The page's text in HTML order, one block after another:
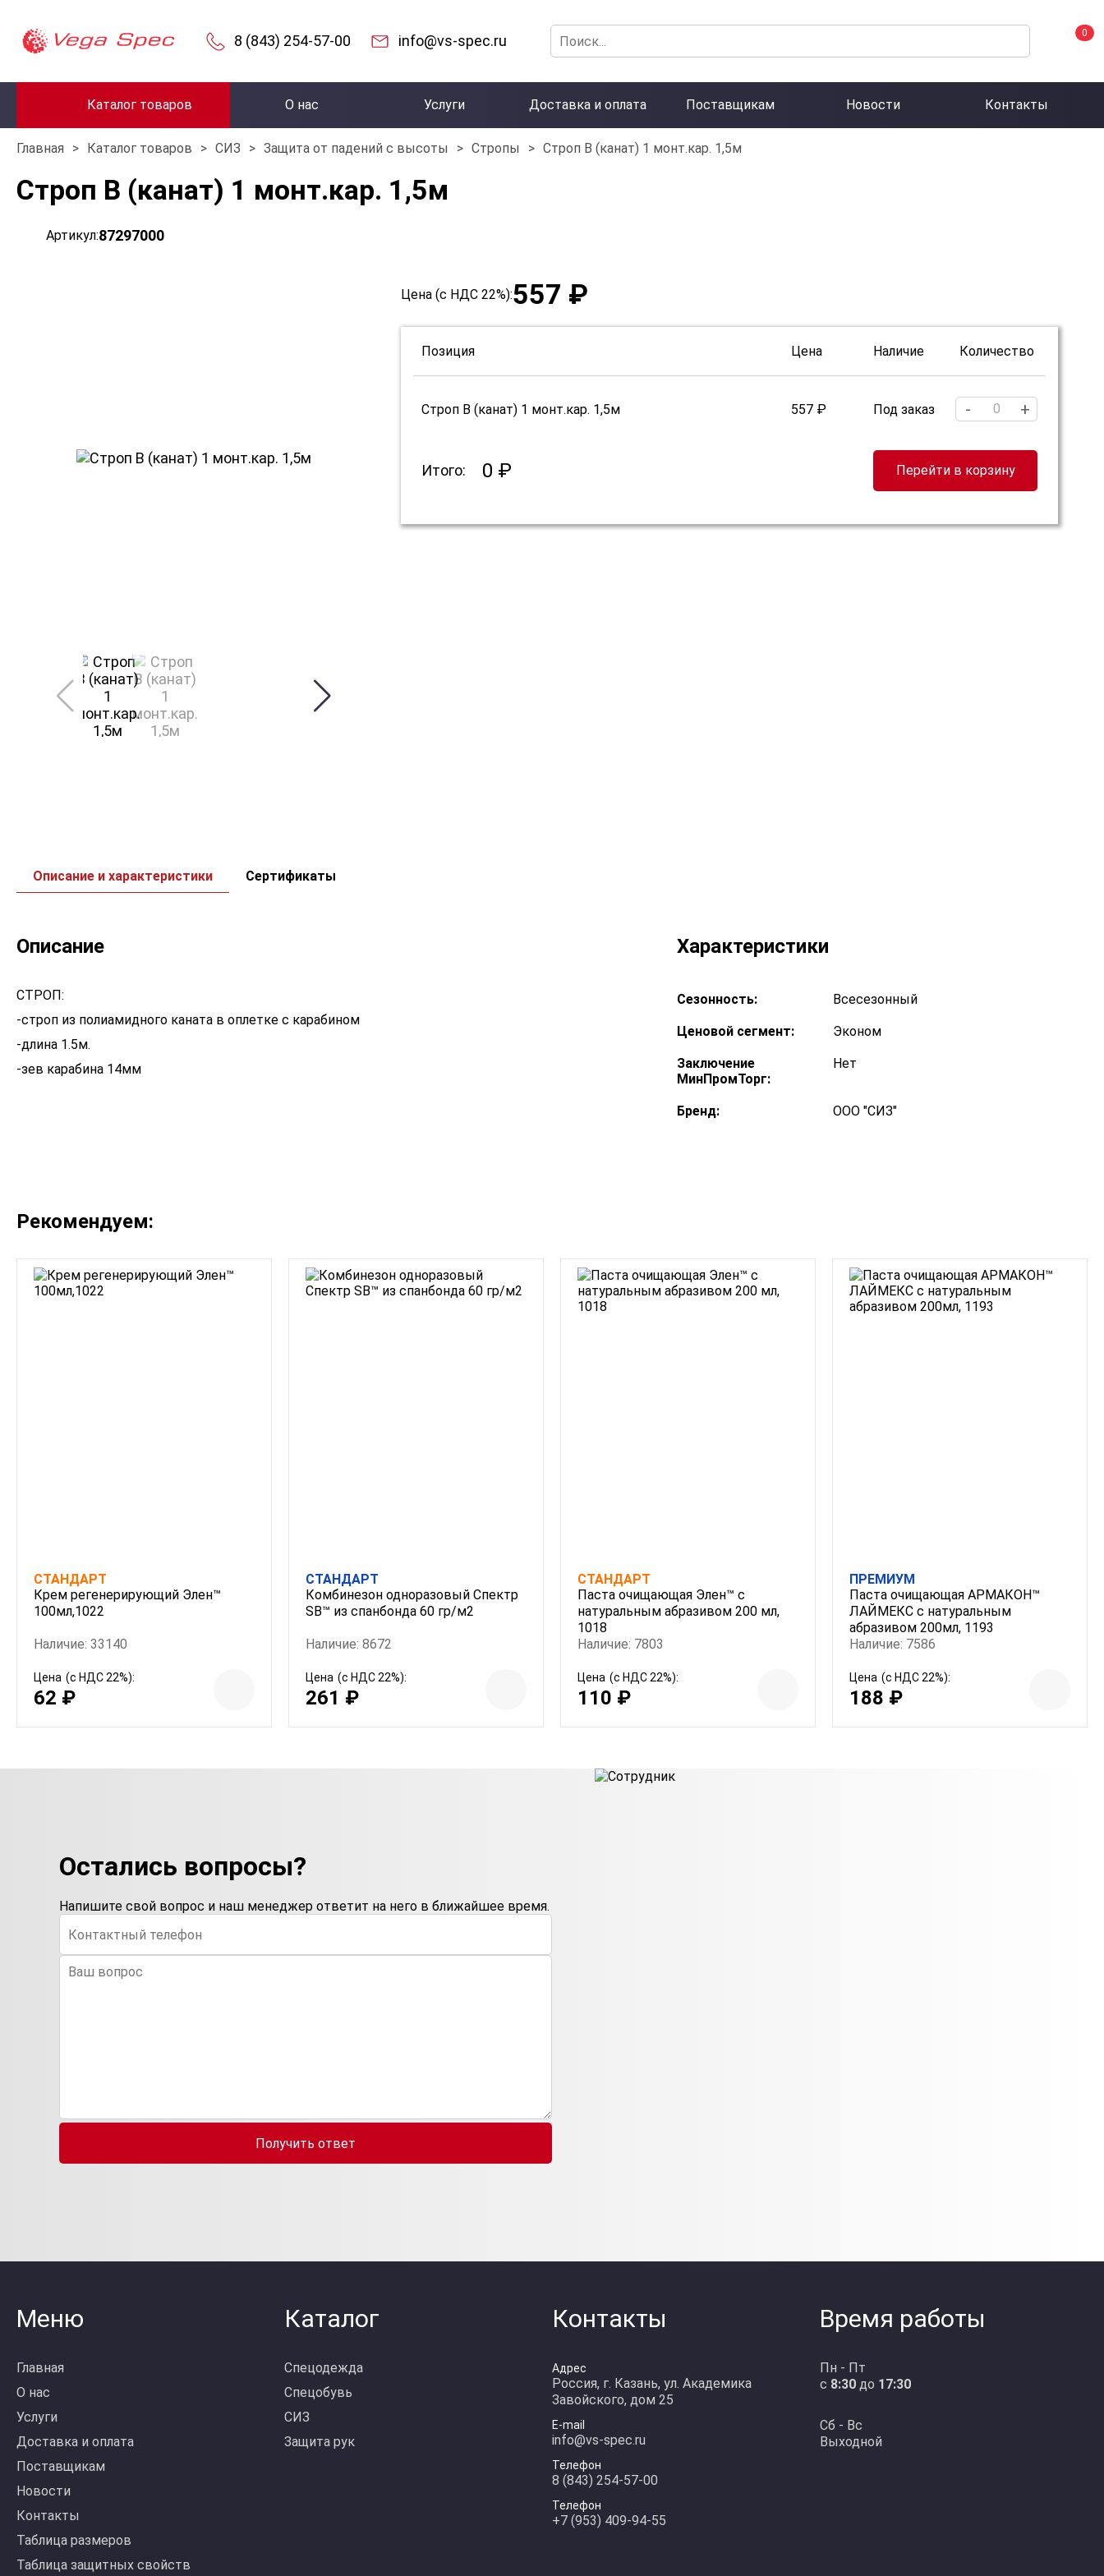
8 (843) 254-57-00 info@vs-spec.ru 0
Каталог товаров О нас Услуги Доставка и оплата Поставщикам Новости Контакты
Главная > Каталог товаров > СИЗ > Защита от падений с высоты > Стропы > Строп В (канат) 1 монт.кар. 1,5м
Строп В (канат) 1 монт.кар. 1,5м
Артикул:87297000
Цена (с НДС 22%):557 ₽
Позиция Цена Наличие Количество
Строп В (канат) 1 монт.кар. 1,5м 557 ₽ Под заказ - +
Итого: 0 ₽ Перейти в корзину
Описание и характеристики Сертификаты
Описание
СТРОП:
-строп из полиамидного каната в оплетке с карабином
-длина 1.5м.
Характеристики
Сезонность: Всесезонный
Ценовой сегмент: Эконом
Заключение
МинПромТорг:
Нет
Бренд: ООО "СИЗ"
Рекомендуем:
СТАНДАРТ
Крем регенерирующий Элен™
100мл,1022
Наличие: 33140
Цена (с НДС 22%):
62 ₽
СТАНДАРТ
Комбинезон одноразовый Спектр
SB™ из спанбонда 60 гр/м2
Наличие: 8672
Цена (с НДС 22%):
261 ₽
СТАНДАРТ
Паста очищающая Элен™ с
натуральным абразивом 200 мл,
1018
Наличие: 7803
Цена (с НДС 22%):
110 ₽
ПРЕМИУМ
Паста очищающая АРМАКОН™
ЛАЙМЕКС с натуральным
абразивом 200мл, 1193
Наличие: 7586
Цена (с НДС 22%):
188 ₽
Остались вопросы?
Напишите свой вопрос и наш менеджер ответит на него в ближайшее время.
Получить ответ
Меню
Главная
О нас
Услуги
Доставка и оплата
Поставщикам
Новости
Контакты
Таблица размеров
Таблица защитных свойств
Каталог
Спецодежда
Спецобувь
СИЗ
Защита рук
Контакты
Адрес
Россия, г. Казань, ул. Академика
Завойского, дом 25
E-mail
info@vs-spec.ru
Телефон
8 (843) 254-57-00
Телефон
+7 (953) 409-94-55
Время работы
Пн - Пт
с 8:30 до 17:30
Сб - Вс
Выходной